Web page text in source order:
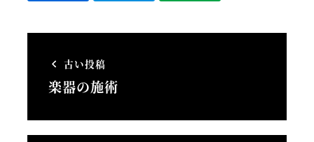
古い投稿
楽器の施術